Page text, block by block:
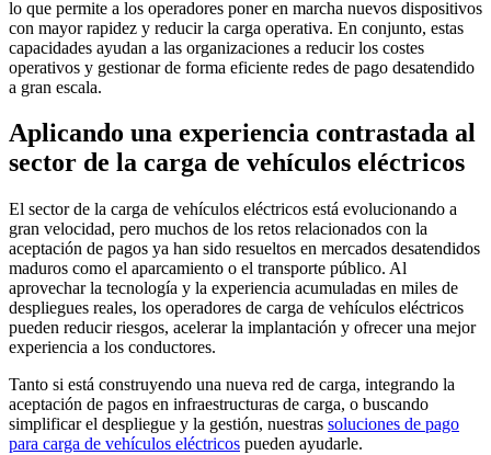
lo que permite a los operadores poner en marcha nuevos dispositivos
con mayor rapidez y reducir la carga operativa. En conjunto, estas
capacidades ayudan a las organizaciones a reducir los costes
operativos y gestionar de forma eficiente redes de pago desatendido
a gran escala.
Aplicando una experiencia contrastada al
sector de la carga de vehículos eléctricos
El sector de la carga de vehículos eléctricos está evolucionando a
gran velocidad, pero muchos de los retos relacionados con la
aceptación de pagos ya han sido resueltos en mercados desatendidos
maduros como el aparcamiento o el transporte público. Al
aprovechar la tecnología y la experiencia acumuladas en miles de
despliegues reales, los operadores de carga de vehículos eléctricos
pueden reducir riesgos, acelerar la implantación y ofrecer una mejor
experiencia a los conductores.
Tanto si está construyendo una nueva red de carga, integrando la
aceptación de pagos en infraestructuras de carga, o buscando
simplificar el despliegue y la gestión, nuestras soluciones de pago
para carga de vehículos eléctricos pueden ayudarle.